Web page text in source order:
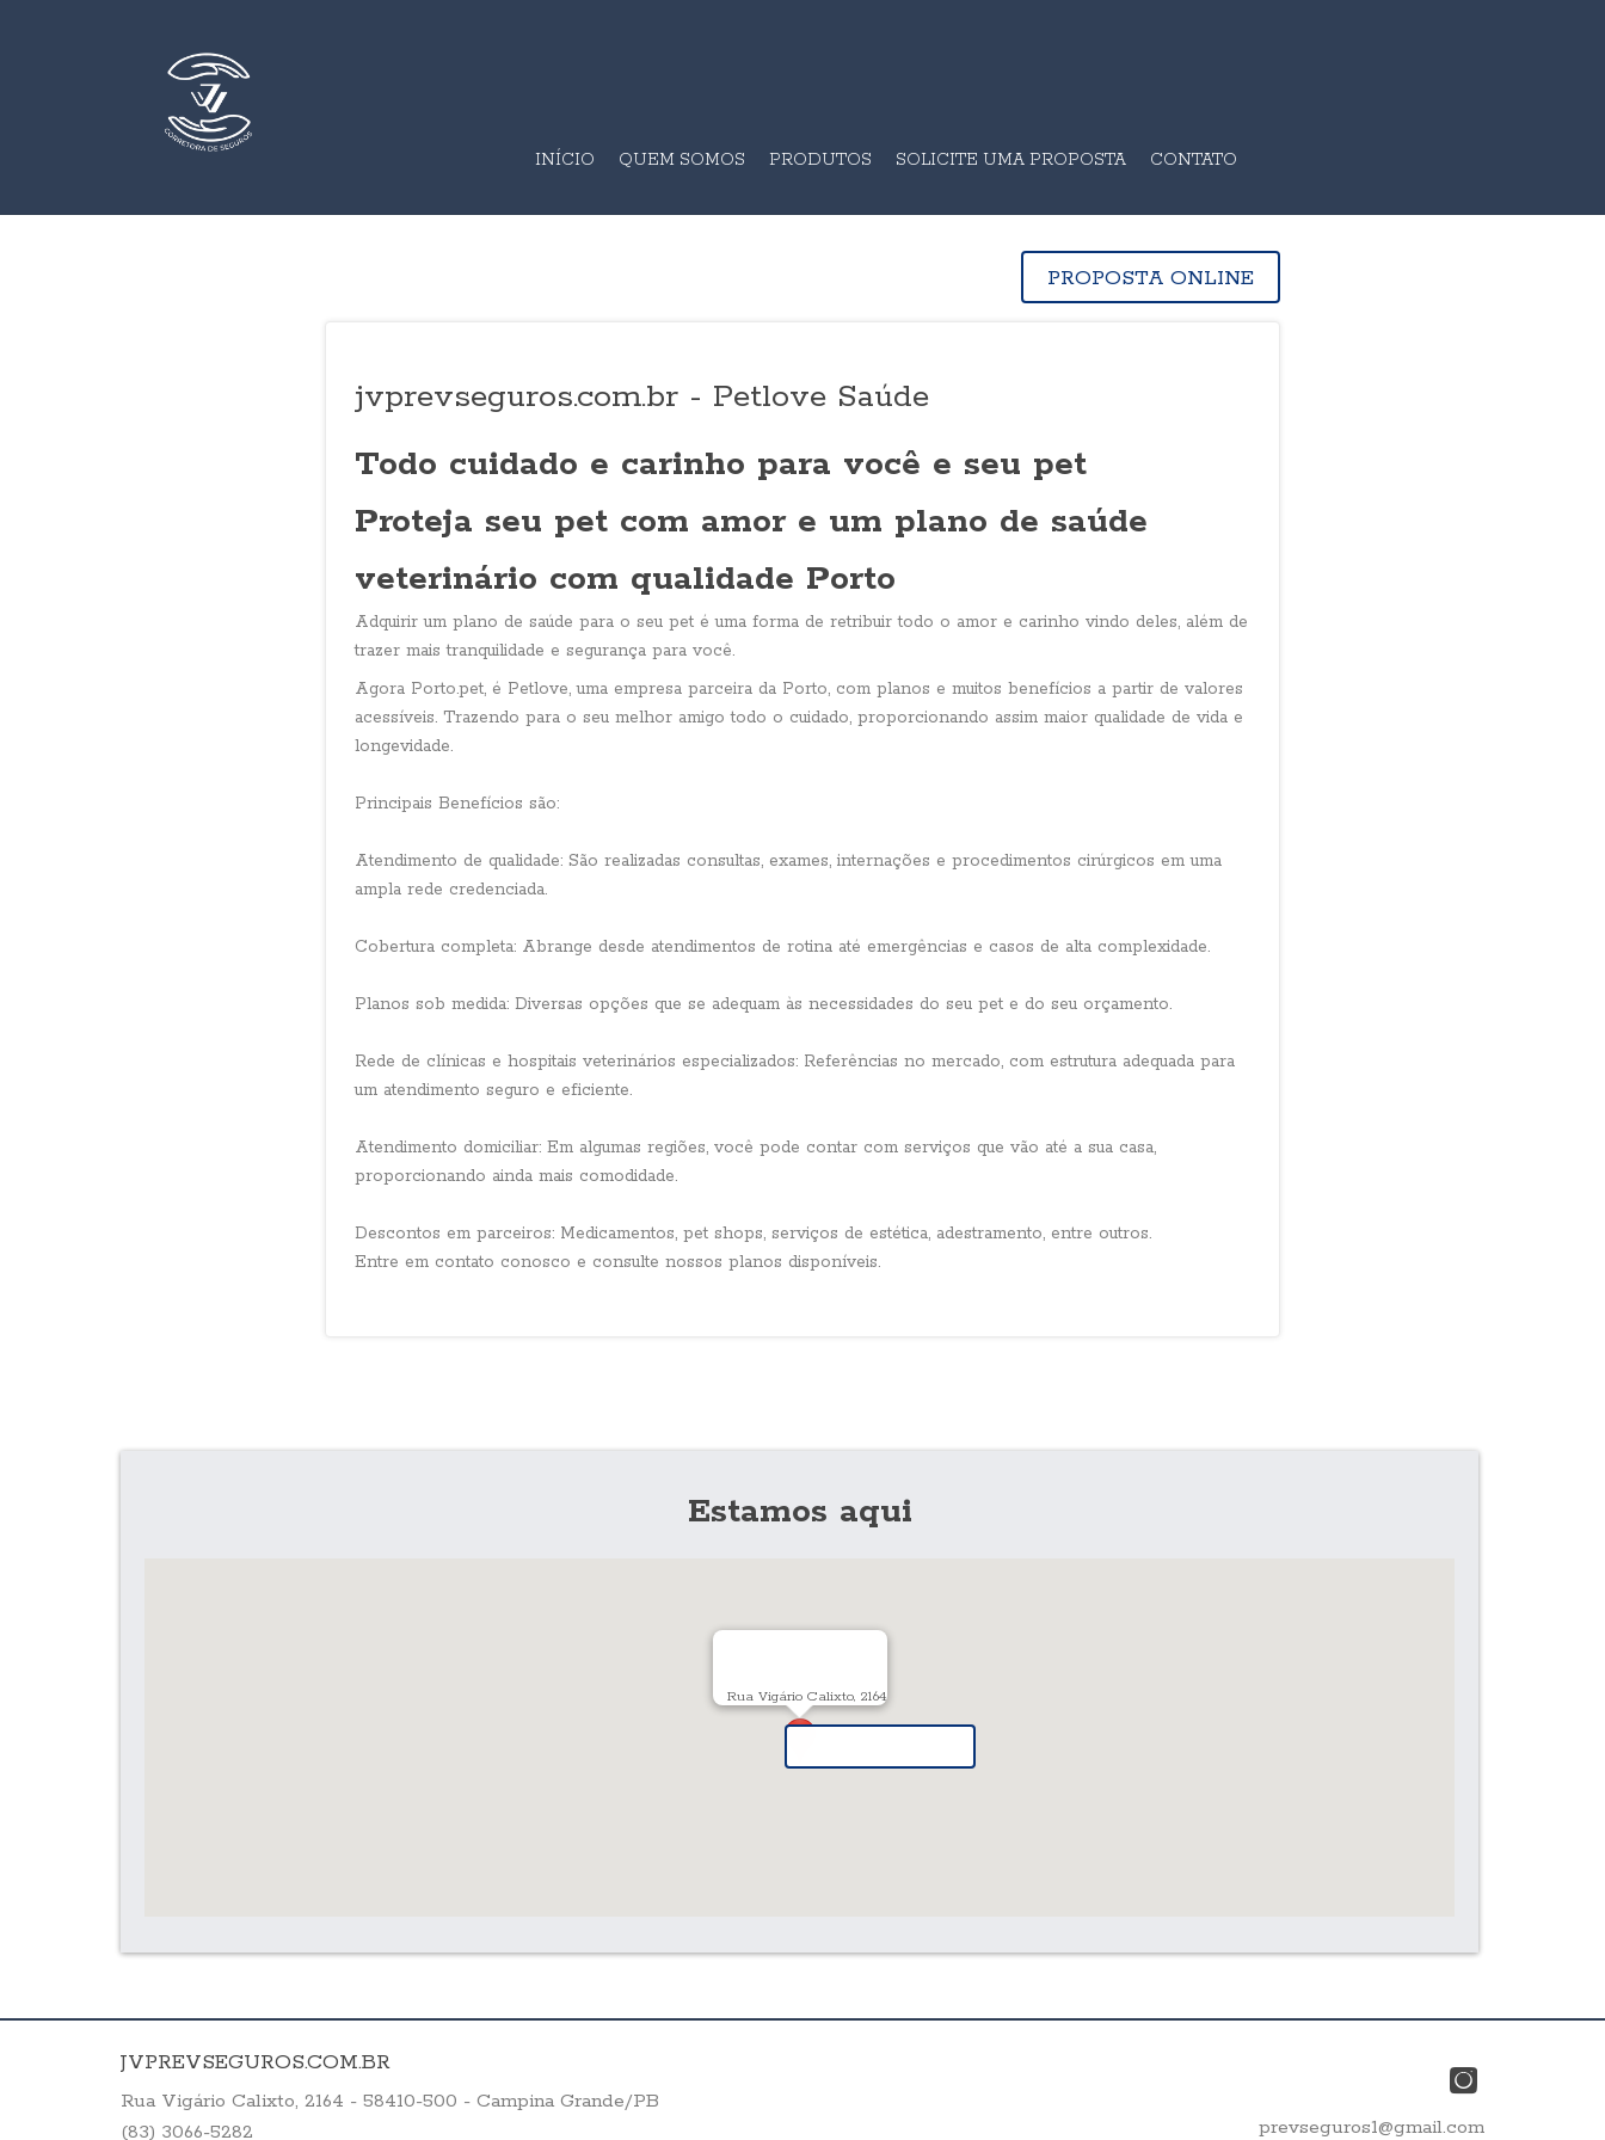
INÍCIO QUEM SOMOS PRODUTOS SOLICITE UMA PROPOSTA CONTATO
PROPOSTA ONLINE
jvprevseguros.com.br - Petlove Saúde
Todo cuidado e carinho para você e seu pet
Proteja seu pet com amor e um plano de saúde
veterinário com qualidade Porto
Adquirir um plano de saúde para o seu pet é uma forma de retribuir todo o amor e carinho vindo deles, além de
trazer mais tranquilidade e segurança para você.
Agora Porto.pet, é Petlove, uma empresa parceira da Porto, com planos e muitos benefícios a partir de valores
acessíveis. Trazendo para o seu melhor amigo todo o cuidado, proporcionando assim maior qualidade de vida e
longevidade.
Principais Benefícios são:
Atendimento de qualidade: São realizadas consultas, exames, internações e procedimentos cirúrgicos em uma
ampla rede credenciada.
Cobertura completa: Abrange desde atendimentos de rotina até emergências e casos de alta complexidade.
Planos sob medida: Diversas opções que se adequam às necessidades do seu pet e do seu orçamento.
Rede de clínicas e hospitais veterinários especializados: Referências no mercado, com estrutura adequada para
um atendimento seguro e eficiente.
Atendimento domiciliar: Em algumas regiões, você pode contar com serviços que vão até a sua casa,
proporcionando ainda mais comodidade.
Descontos em parceiros: Medicamentos, pet shops, serviços de estética, adestramento, entre outros.
Entre em contato conosco e consulte nossos planos disponíveis.
Estamos aqui
Rua Vigário Calixto, 2164
JVPREVSEGUROS.COM.BR
Rua Vigário Calixto, 2164 - 58410-500 - Campina Grande/PB
(83) 3066-5282
prevseguros1@gmail.com